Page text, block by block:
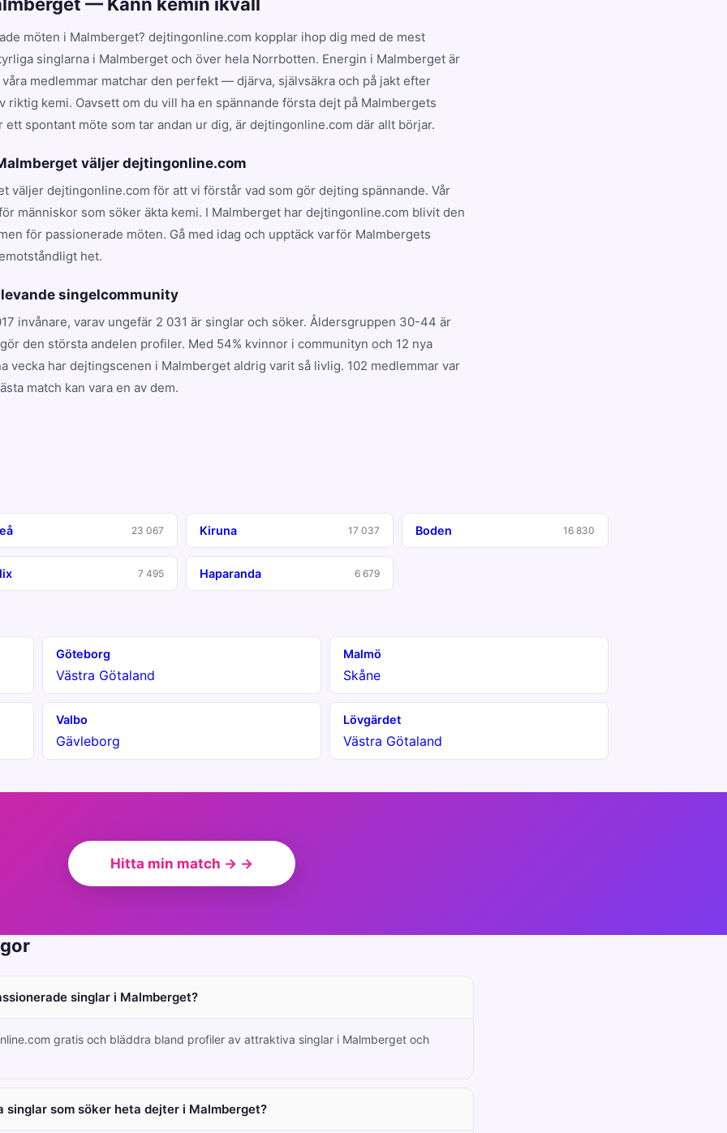
möten i Malmberget? dejtingonline.com kopplar ihop dig med de mest
singlarna i Malmberget och över hela Norrbotten. Energin i Malmberget är
medlemmar matchar den perfekt — djärva, självsäkra och på jakt efter
riktig kemi. Oavsett om du vill ha en spännande första dejt på Malmbergets
spontant möte som tar andan ur dig, är dejtingonline.com där allt börjar.
väljer dejtingonline.com
väljer dejtingonline.com för att vi förstår vad som gör dejting spännande. Vår
människor som söker äkta kemi. I Malmberget har dejtingonline.com blivit den
för passionerade möten. Gå med idag och upptäck varför Malmbergets
het.
singelcommunity
invånare, varav ungefär 2 031 är singlar och söker. Åldersgruppen 30-44 är
den största andelen profiler. Med 54% kvinnor i communityn och 12 nya
vecka har dejtingscenen i Malmberget aldrig varit så livlig. 102 medlemmar var
match kan vara en av dem.
23 067 Kiruna 17 037 Boden 16 830
7 495 Haparanda 6 679
Göteborg
Västra Götaland
Malmö
Skåne
Valbo
Gävleborg
Lövgärdet
Västra Götaland
Hitta min match → →
singlar i Malmberget?
gratis och bläddra bland profiler av attraktiva singlar i Malmberget och
singlar som söker heta dejter i Malmberget?